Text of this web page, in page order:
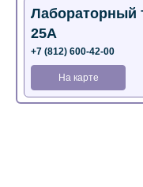
Лабораторный
25А
+7 (812) 600-42-00
На карте